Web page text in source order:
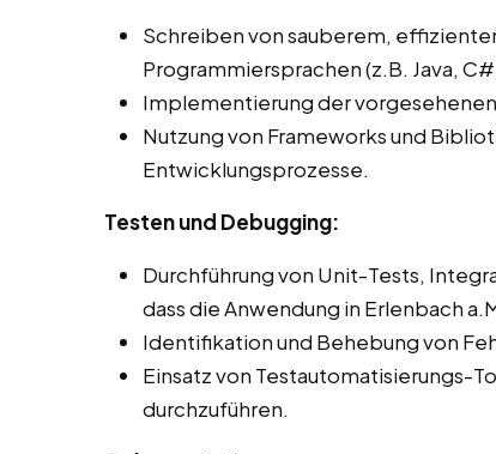
Schreiben von sauberem,
Programmiersprachen (z.B. Java,
Implementierung der
Nutzung von Frameworks und
Entwicklungsprozesse.
Testen und Debugging:
Durchführung von Unit-Tests,
dass die Anwendung in Erlenbach
Identifikation und Behebung von
Einsatz von Testautomatisierungs-
durchzuführen.